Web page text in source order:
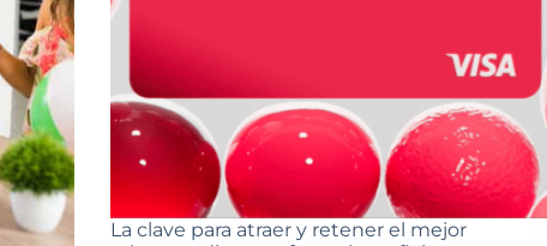
La clave para atraer y retener el mejor